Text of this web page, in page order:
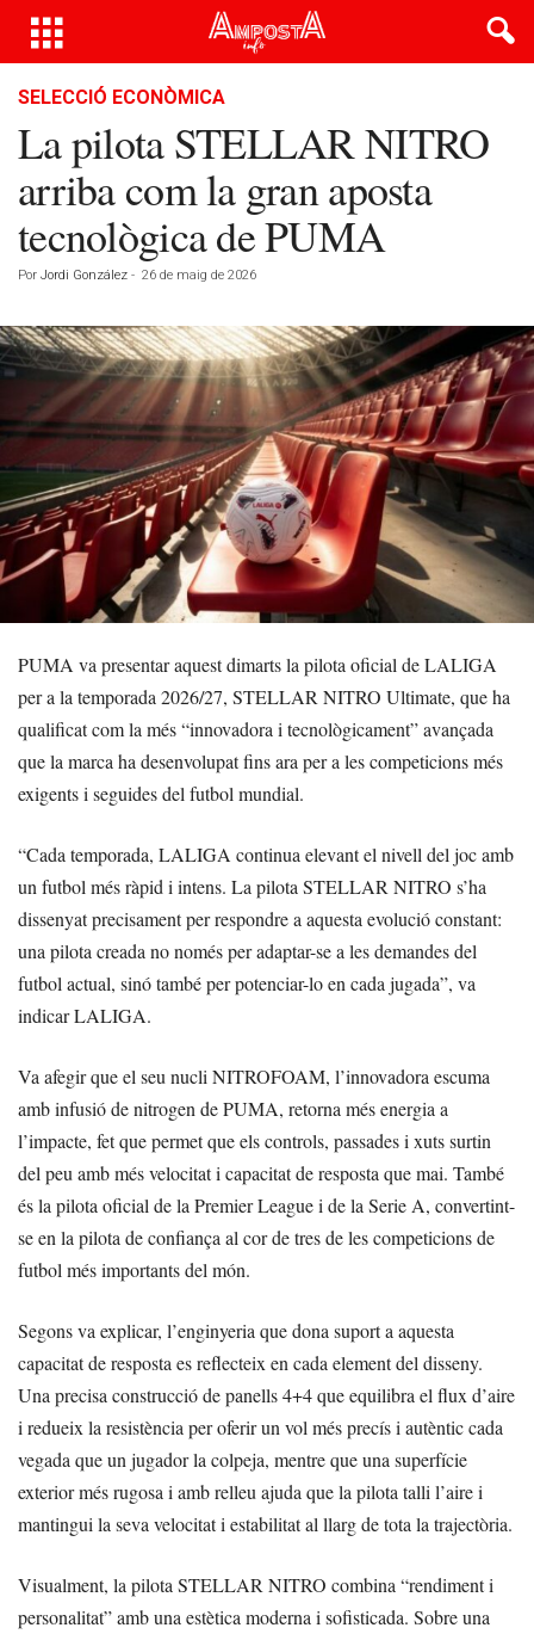
SELECCIÓ ECONÒMICA
La pilota STELLAR NITRO
arriba com la gran aposta
tecnològica de PUMA
Por Jordi González - 26 de maig de 2026
PUMA va presentar aquest dimarts la pilota oficial de LALIGA
per a la temporada 2026/27, STELLAR NITRO Ultimate, que ha
qualificat com la més “innovadora i tecnològicament” avançada
que la marca ha desenvolupat fins ara per a les competicions més
exigents i seguides del futbol mundial.
“Cada temporada, LALIGA continua elevant el nivell del joc amb
un futbol més ràpid i intens. La pilota STELLAR NITRO s’ha
dissenyat precisament per respondre a aquesta evolució constant:
una pilota creada no només per adaptar-se a les demandes del
futbol actual, sinó també per potenciar-lo en cada jugada”, va
indicar LALIGA.
Va afegir que el seu nucli NITROFOAM, l’innovadora escuma
amb infusió de nitrogen de PUMA, retorna més energia a
l’impacte, fet que permet que els controls, passades i xuts surtin
del peu amb més velocitat i capacitat de resposta que mai. També
és la pilota oficial de la Premier League i de la Serie A, convertint-
se en la pilota de confiança al cor de tres de les competicions de
futbol més importants del món.
Segons va explicar, l’enginyeria que dona suport a aquesta
capacitat de resposta es reflecteix en cada element del disseny.
Una precisa construcció de panells 4+4 que equilibra el flux d’aire
i redueix la resistència per oferir un vol més precís i autèntic cada
vegada que un jugador la colpeja, mentre que una superfície
exterior més rugosa i amb relleu ajuda que la pilota talli l’aire i
mantingui la seva velocitat i estabilitat al llarg de tota la trajectòria.
Visualment, la pilota STELLAR NITRO combina “rendiment i
personalitat” amb una estètica moderna i sofisticada. Sobre una